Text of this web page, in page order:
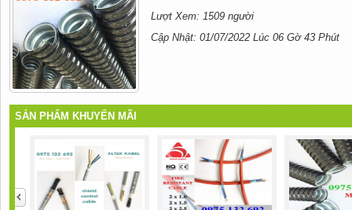
Lượt Xem: 1509 người
Cập Nhật: 01/07/2022 Lúc 06 Gờ 43 Phút
SẢN PHẨM KHUYẾN MÃI